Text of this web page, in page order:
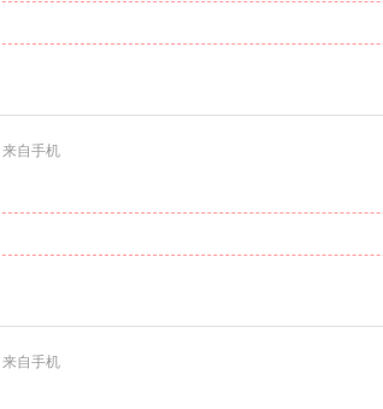
来自手机
来自手机